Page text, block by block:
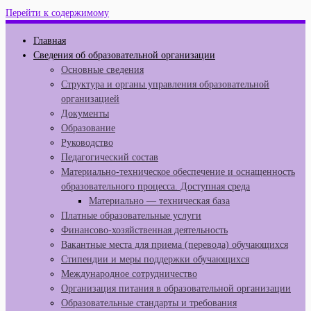
Перейти к содержимому
Главная
Сведения об образовательной организации
Основные сведения
Структура и органы управления образовательной
организацией
Документы
Образование
Руководство
Педагогический состав
Материально-техническое обеспечение и оснащенность
образовательного процесса. Доступная среда
Материально — техническая база
Платные образовательные услуги
Финансово-хозяйственная деятельность
Вакантные места для приема (перевода) обучающихся
Стипендии и меры поддержки обучающихся
Международное сотрудничество
Организация питания в образовательной организации
Образовательные стандарты и требования